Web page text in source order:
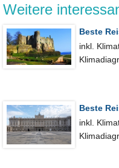
Weitere
Beste
inkl.
Beste
inkl.